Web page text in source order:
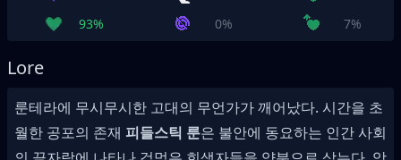
93%
0% 7%
Lore
룬테라에 무시무시한 고대의 무언가가 깨어났다. 시간을 초
월한 공포의 존재 피들스틱 룬은 불안에 동요하는 인간 사회